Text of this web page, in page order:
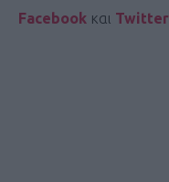
Facebook και Twitter